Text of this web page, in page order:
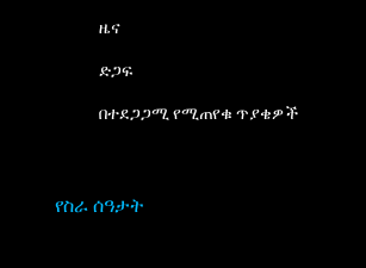
ዜና
ድጋፍ
በተደጋጋሚ የሚጠየቁ ጥያቄዎች
የስራ ሰዓታት